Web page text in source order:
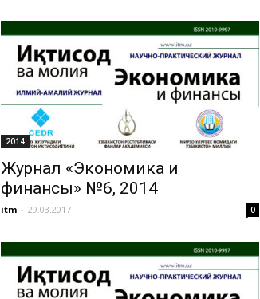
2014
Журнал «Экономика и
финансы» №6, 2014
itm - 29.03.2017 0